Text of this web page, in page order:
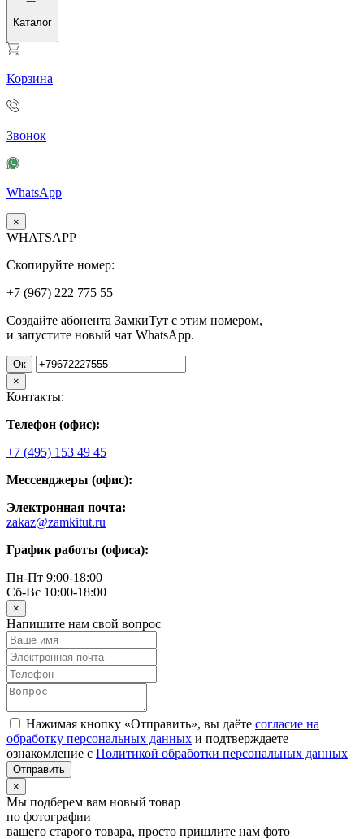
Каталог
Корзина
Звонок
WhatsApp
×
WHATSAPP
Скопируйте номер:
+7 (967) 222 775 55
Создайте абонента ЗамкиТут с этим номером,
и запустите новый чат WhatsApp.
Ок
×
Контакты:
Телефон (офис):
+7 (495) 153 49 45
Мессенджеры (офис):
Электронная почта:
zakaz@zamkitut.ru
График работы (офиса):
Пн-Пт 9:00-18:00
Сб-Вс 10:00-18:00
×
Напишите нам свой вопрос
Нажимая кнопку «Отправить», вы даёте согласие на
обработку персональных данных и подтверждаете
ознакомление с Политикой обработки персональных данных
×
Мы подберем вам новый товар
по фотографии
вашего старого товара, просто пришлите нам фото